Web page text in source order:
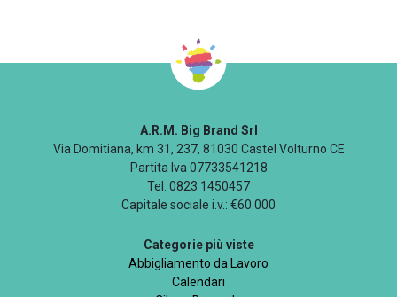
A.R.M. Big Brand Srl
Via Domitiana, km 31, 237, 81030 Castel Volturno CE
Partita Iva 07733541218
Tel. 0823 1450457
Capitale sociale i.v.: €60.000
Categorie più viste
Abbigliamento da Lavoro
Calendari